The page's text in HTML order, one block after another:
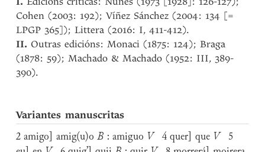
Cohen (2003: 192); Víñez Sánchez (2004: 134 [=
LPGP 365]); Littera (2016: I, 411-412).
II. Outras edicións: Monaci (1875: 124); Braga
(1878: 59); Machado & Machado (1952: III, 389-
390).
Variantes manuscritas
2 amigo] amig(u)oB : amiguo V 4 quer] que V 5